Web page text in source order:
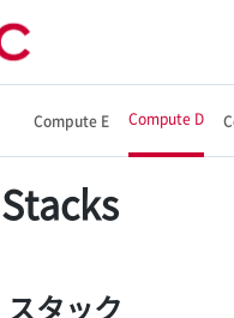
Compute E Compute D
Stacks
スタック